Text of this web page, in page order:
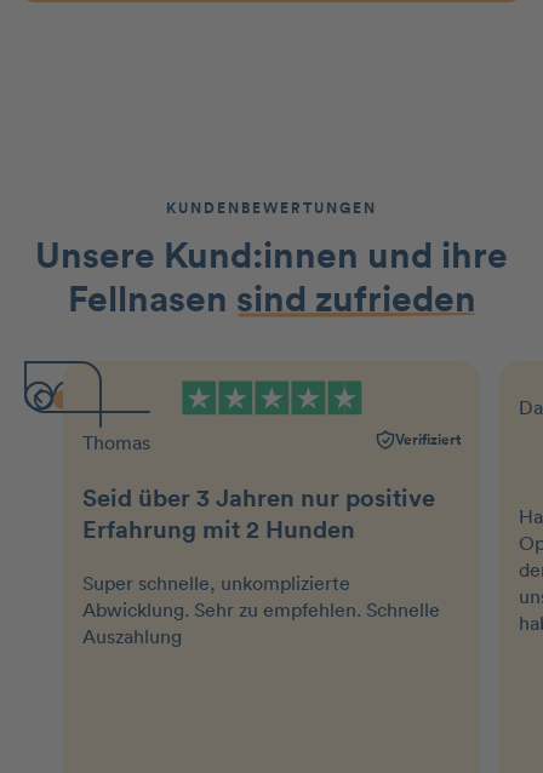
KUNDENBEWERTUNGEN
Unsere Kund:innen und ihre
Fellnasen sind zufrieden
Thomas Verifiziert
Seid über 3 Jahren nur positive
Erfahrung mit 2 Hunden
Super schnelle, unkomplizierte
Abwicklung. Sehr zu empfehlen. Schnelle
Auszahlung